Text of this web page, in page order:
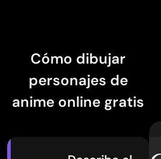
Cómo dibujar
personajes de
anime online gratis